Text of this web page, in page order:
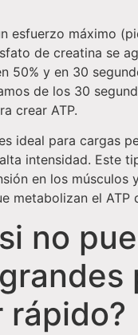
esfuerzo máximo
de creatina se
50% y en 30
de los 30
crear ATP.
ideal para cargas
intensidad. Este
en los músculos
metabolizan el ATP
no
rápido?